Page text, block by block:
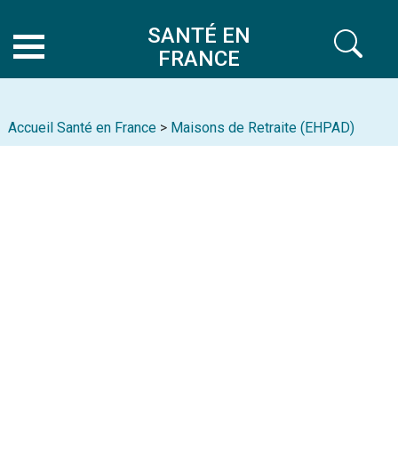
SANTÉ EN
FRANCE
Accueil Santé en France > Maisons de Retraite (EHPAD)